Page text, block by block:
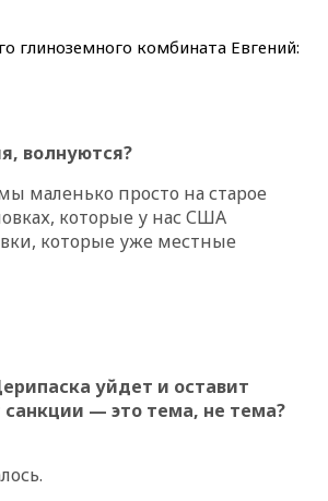
средств на ремонт
вчера, 19:58
отмене ЕГЭ
вчера, 19:50Аэропорты Сочи и
Ярославля приостановили
вчера, 19:20 Число ломбардов
в РФ превысило максимум
глиноземного комбината Евгений:
волнуются?
маленько просто на старое
которые у нас США
которые уже местные
уйдет и оставит
санкции — это тема, не тема?